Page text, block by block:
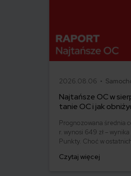
2026.08.06 •
Najtańsze OC w
tanie OC i jak
Prognozowana średnia
r. wynosi 649 zł –
Punkty. Choć w
ubezpieczenie są
Czytaj więcej